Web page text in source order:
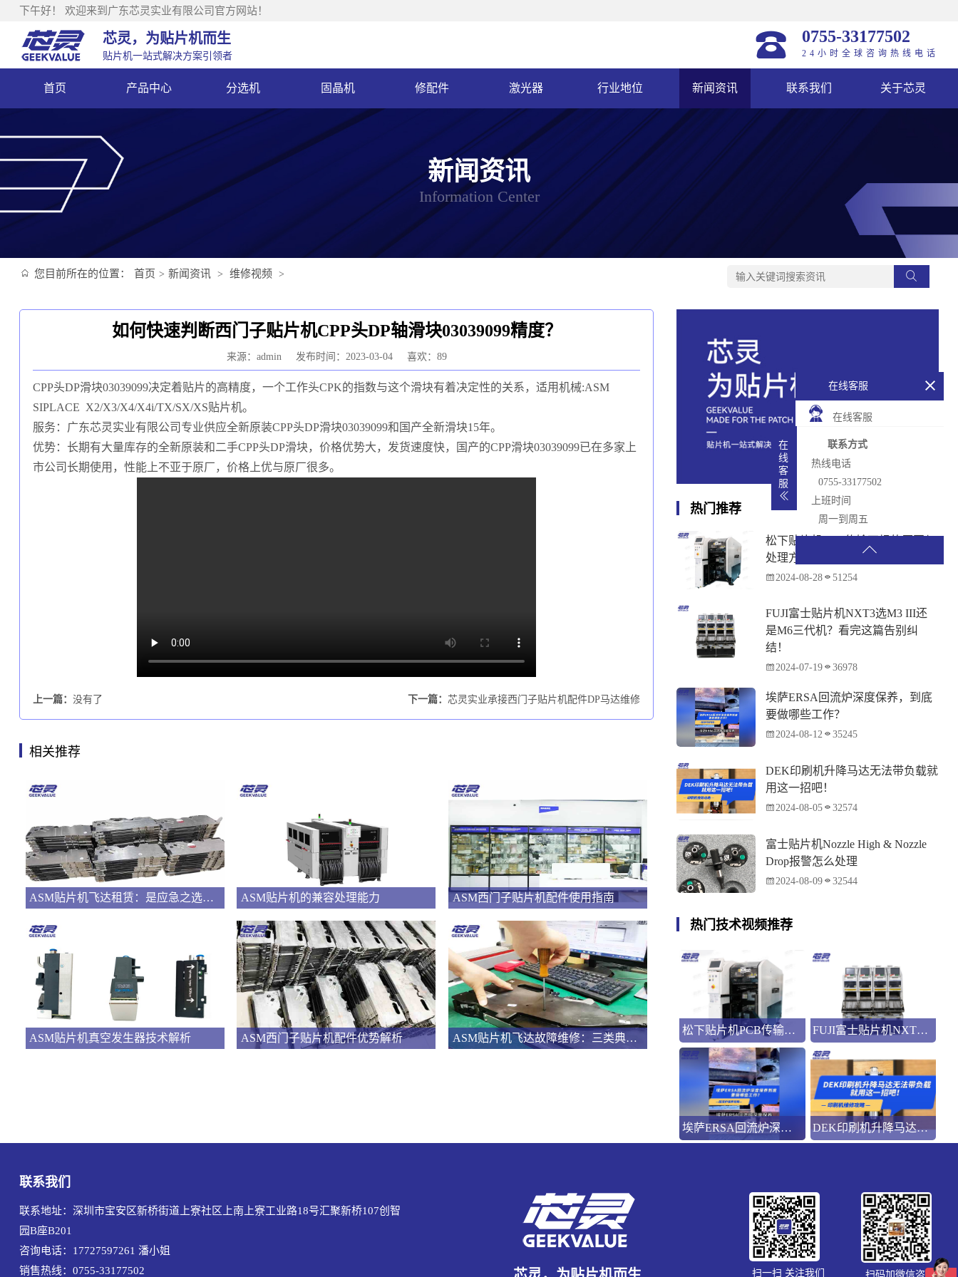
下午好！ 欢迎来到广东芯灵实业有限公司官方网站！
芯灵，为贴片机而生
贴片机一站式解决方案引领者
0755-33177502
24小时全球咨询热线电话
首页 产品中心 分选机 固晶机 修配件 激光器 行业地位 新闻资讯 联系我们 关于芯灵
新闻资讯
Information Center
您目前所在的位置： 首页 > 新闻资讯 > 维修视频 >
如何快速判断西门子贴片机CPP头DP轴滑块03039099精度？
来源：admin 发布时间：2023-03-04 喜欢：89
CPP头DP滑块03039099决定着贴片的高精度，一个工作头CPK的指数与这个滑块有着决定性的关系，适用机械:ASM
SIPLACE X2/X3/X4/X4i/TX/SX/XS贴片机。
服务：广东芯灵实业有限公司专业供应全新原装CPP头DP滑块03039099和国产全新滑块15年。
优势：长期有大量库存的全新原装和二手CPP头DP滑块，价格优势大，发货速度快，国产的CPP滑块03039099已在多家上
市公司长期使用，性能上不亚于原厂，价格上优与原厂很多。
上一篇： 没有了 下一篇： 芯灵实业承接西门子贴片机配件DP马达维修
相关推荐
ASM贴片机飞达租赁：是应急之选还是长远之策？ ASM贴片机的兼容处理能力 ASM西门子贴片机配件使用指南
ASM贴片机真空发生器技术解析 ASM西门子贴片机配件优势解析 ASM贴片机飞达故障维修：三类典型问题的系统化处理
热门推荐
松下贴片机PCB传输不畅的原因与
处理方法
2024-08-28 51254
FUJI富士贴片机NXT3选M3 III还
是M6三代机？看完这篇告别纠
结！
2024-07-19 36978
埃萨ERSA回流炉深度保养，到底
要做哪些工作？
2024-08-12 35245
DEK印刷机升降马达无法带负载就
用这一招吧！
2024-08-05 32574
富士贴片机Nozzle High & Nozzle
Drop报警怎么处理
2024-08-09 32544
热门技术视频推荐
松下贴片机PCB传输不畅的原因与处理方法 FUJI富士贴片机NXT3选M3 III还是M6三代机？看完这篇告别纠结！
埃萨ERSA回流炉深度保养，到底要做哪些工作？ DEK印刷机升降马达无法带负载就用这一招吧！
联系我们
联系地址：深圳市宝安区新桥街道上寮社区上南上寮工业路18号汇聚新桥107创智
园B座B201
咨询电话：17727597261 潘小姐
销售热线：0755-33177502
扫一扫 关注我们 扫码加微信咨询
在线客服
在线客服
联系方式
热线电话
0755-33177502
上班时间
周一到周五
在
线
客
服